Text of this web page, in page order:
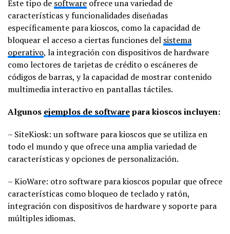
Este tipo de software ofrece una variedad de
características y funcionalidades diseñadas
específicamente para kioscos, como la capacidad de
bloquear el acceso a ciertas funciones del sistema
operativo, la integración con dispositivos de hardware
como lectores de tarjetas de crédito o escáneres de
códigos de barras, y la capacidad de mostrar contenido
multimedia interactivo en pantallas táctiles.
Algunos ejemplos de softwarepara kioscos incluyen:
– SiteKiosk: un software para kioscos que se utiliza en
todo el mundo y que ofrece una amplia variedad de
características y opciones de personalización.
– KioWare: otro software para kioscos popular que ofrece
características como bloqueo de teclado y ratón,
integración con dispositivos de hardware y soporte para
múltiples idiomas.